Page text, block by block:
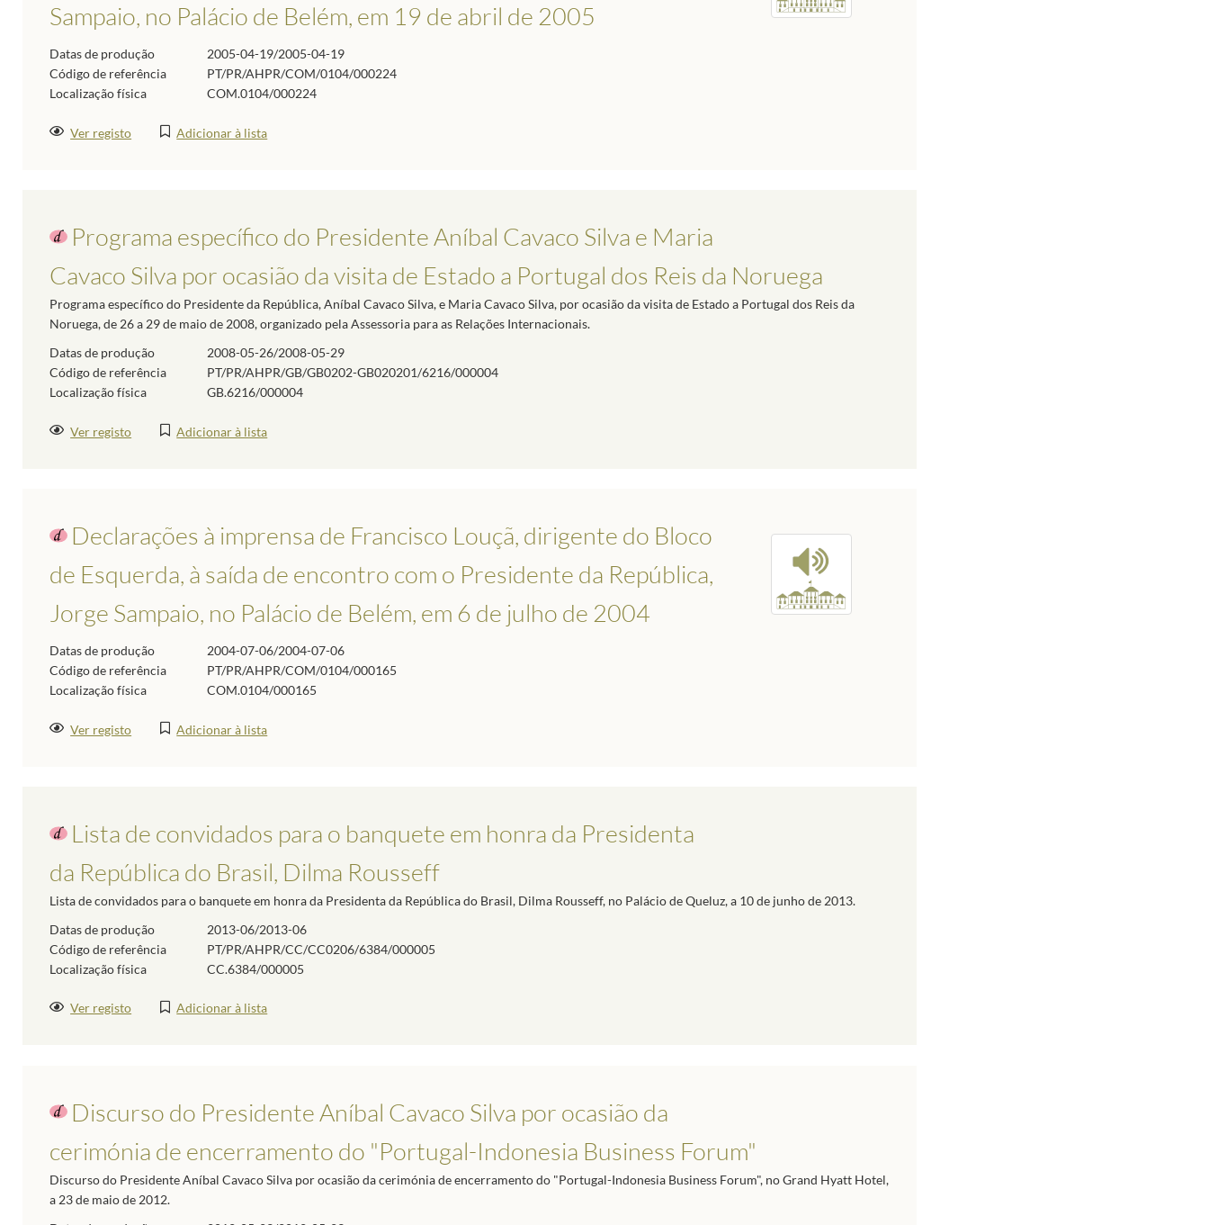
Sampaio, no Palácio de Belém, em 19 de abril de 2005
Datas de produção
2005-04-19/2005-04-19
Código de referência
PT/PR/AHPR/COM/0104/000224
Localização física
COM.0104/000224
Ver registo Adicionar à lista
Programa específico do Presidente Aníbal Cavaco Silva e Maria
Cavaco Silva por ocasião da visita de Estado a Portugal dos Reis da Noruega
Programa específico do Presidente da República, Aníbal Cavaco Silva, e Maria Cavaco Silva, por ocasião da visita de Estado a Portugal dos Reis da
Noruega, de 26 a 29 de maio de 2008, organizado pela Assessoria para as Relações Internacionais.
Datas de produção
2008-05-26/2008-05-29
Código de referência
PT/PR/AHPR/GB/GB0202-GB020201/6216/000004
Localização física
GB.6216/000004
Ver registo Adicionar à lista
Declarações à imprensa de Francisco Louçã, dirigente do Bloco
de Esquerda, à saída de encontro com o Presidente da República,
Jorge Sampaio, no Palácio de Belém, em 6 de julho de 2004
Datas de produção
2004-07-06/2004-07-06
Código de referência
PT/PR/AHPR/COM/0104/000165
Localização física
COM.0104/000165
Ver registo Adicionar à lista
Lista de convidados para o banquete em honra da Presidenta
da República do Brasil, Dilma Rousseff
Lista de convidados para o banquete em honra da Presidenta da República do Brasil, Dilma Rousseff, no Palácio de Queluz, a 10 de junho de 2013.
Datas de produção
2013-06/2013-06
Código de referência
PT/PR/AHPR/CC/CC0206/6384/000005
Localização física
CC.6384/000005
Ver registo Adicionar à lista
Discurso do Presidente Aníbal Cavaco Silva por ocasião da
cerimónia de encerramento do "Portugal-Indonesia Business Forum"
Discurso do Presidente Aníbal Cavaco Silva por ocasião da cerimónia de encerramento do "Portugal-Indonesia Business Forum", no Grand Hyatt Hotel,
a 23 de maio de 2012.